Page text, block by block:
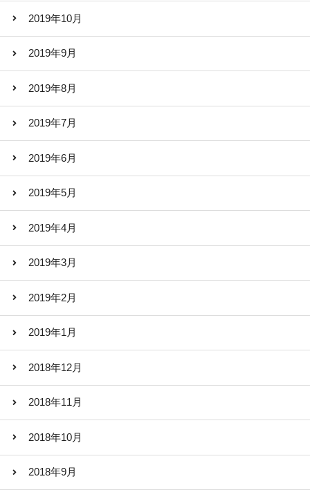
2019年10月
2019年9月
2019年8月
2019年7月
2019年6月
2019年5月
2019年4月
2019年3月
2019年2月
2019年1月
2018年12月
2018年11月
2018年10月
2018年9月